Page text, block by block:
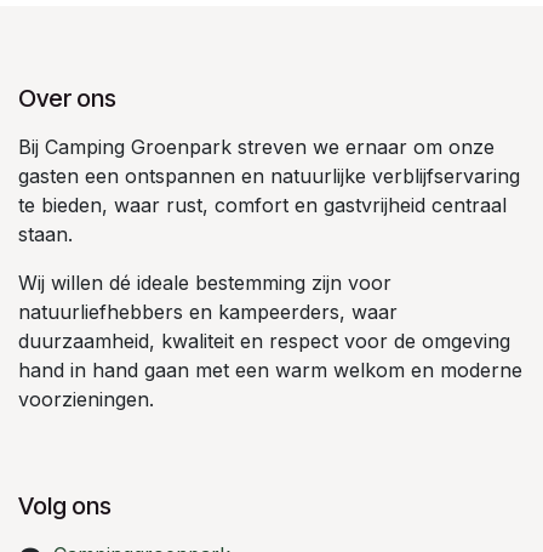
Over ons
Bij Camping Groenpark streven we ernaar om onze
gasten een ontspannen en natuurlijke verblijfservaring
te bieden, waar rust, comfort en gastvrijheid centraal
staan.
Wij willen dé ideale bestemming zijn voor
natuurliefhebbers en kampeerders, waar
duurzaamheid, kwaliteit en respect voor de omgeving
hand in hand gaan met een warm welkom en moderne
voorzieningen.
Volg ons